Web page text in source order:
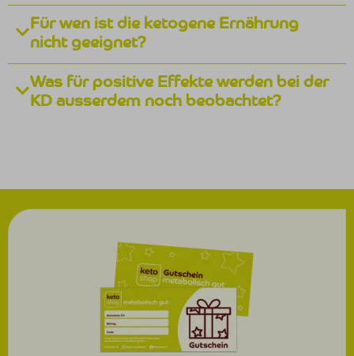
Für wen ist die ketogene Ernährung
nicht geeignet?
Was für positive Effekte werden bei der
KD ausserdem noch beobachtet?